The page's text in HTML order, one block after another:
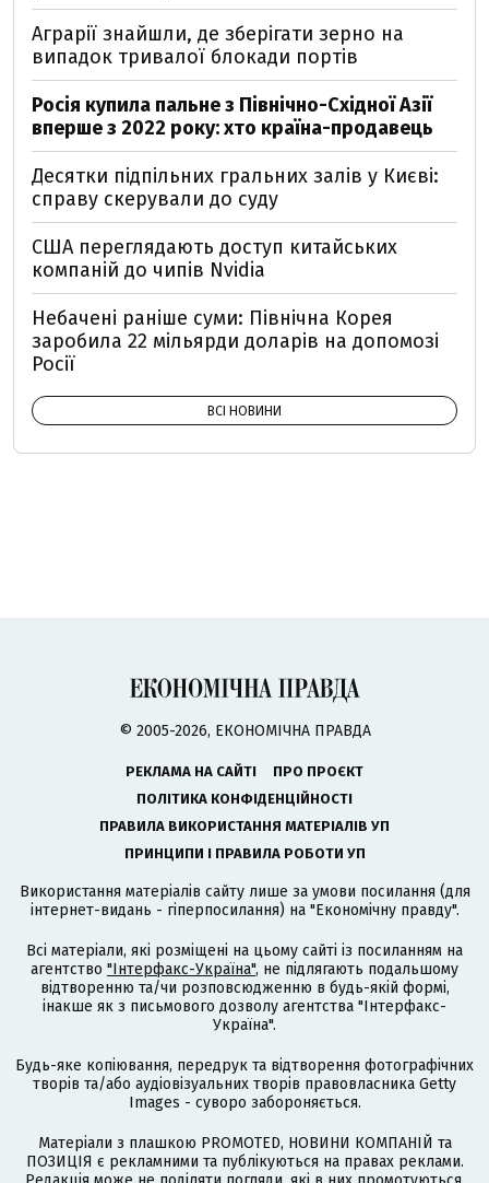
Аграрії знайшли, де зберігати зерно на
випадок тривалої блокади портів
Росія купила пальне з Північно-Східної Азії
вперше з 2022 року: хто країна-продавець
Десятки підпільних гральних залів у Києві:
справу скерували до суду
США переглядають доступ китайських
компаній до чипів Nvidia
Небачені раніше суми: Північна Корея
заробила 22 мільярди доларів на допомозі
Росії
ВСІ НОВИНИ
© 2005-2026, ЕКОНОМІЧНА ПРАВДА
РЕКЛАМА НА САЙТІ
ПРО ПРОЄКТ
ПОЛІТИКА КОНФІДЕНЦІЙНОСТІ
ПРАВИЛА ВИКОРИСТАННЯ МАТЕРІАЛІВ УП
ПРИНЦИПИ І ПРАВИЛА РОБОТИ УП
Використання матеріалів сайту лише за умови посилання (для
інтернет-видань - гіперпосилання) на "Економічну правду".
Всі матеріали, які розміщені на цьому сайті із посиланням на
агентство "Інтерфакс-Україна", не підлягають подальшому
відтворенню та/чи розповсюдженню в будь-якій формі,
інакше як з письмового дозволу агентства "Інтерфакс-
Україна".
Будь-яке копіювання, передрук та відтворення фотографічних
творів та/або аудіовізуальних творів правовласника Getty
Images - суворо забороняється.
Матеріали з плашкою PROMOTED, НОВИНИ КОМПАНІЙ та
ПОЗИЦІЯ є рекламними та публікуються на правах реклами.